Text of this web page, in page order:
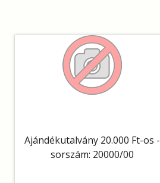
Ajándékutalvány 20.000 Ft-os -
sorszám: 20000/00